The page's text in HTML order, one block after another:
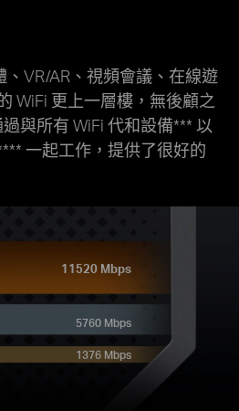
、VR/AR、視頻會議、在線遊
WiFi 更上一層樓，無後顧之
與所有 WiFi 代和設備*** 以
一起工作，提供了很好的
11520 Mbps
5760 Mbps
1376 Mbps